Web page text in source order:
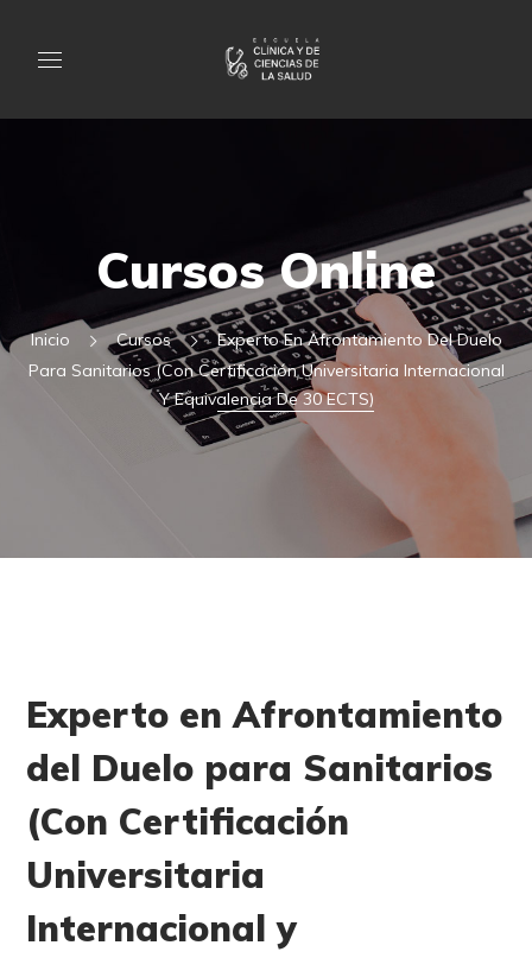
Cursos Online
Inicio Cursos
Experto En Afrontamiento Del Duelo
Para Sanitarios (Con Certificación Universitaria Internacional
Y Equivalencia De 30 ECTS)
Experto en Afrontamiento
del Duelo para Sanitarios
(Con Certificación
Universitaria
Internacional y